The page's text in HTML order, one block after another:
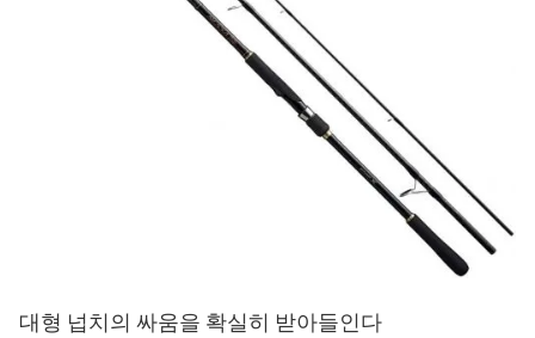
대형 넙치의 싸움을 확실히 받아들인다